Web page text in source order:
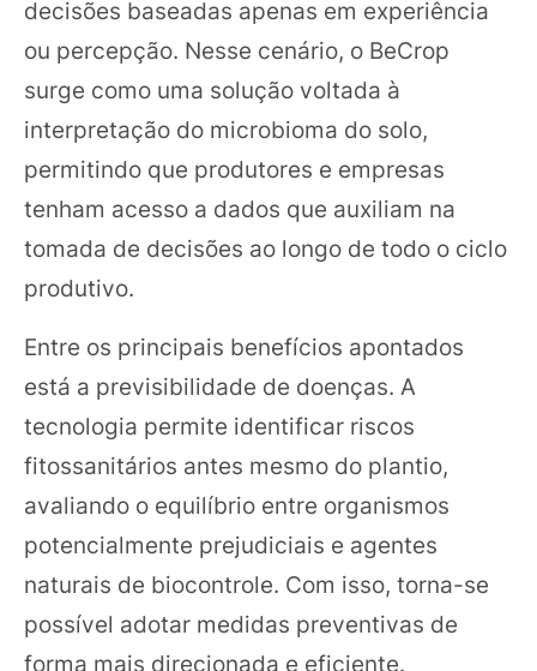
decisões baseadas apenas em experiência
ou percepção. Nesse cenário, o BeCrop
surge como uma solução voltada à
interpretação do microbioma do solo,
permitindo que produtores e empresas
tenham acesso a dados que auxiliam na
tomada de decisões ao longo de todo o ciclo
produtivo.
Entre os principais benefícios apontados
está a previsibilidade de doenças. A
tecnologia permite identificar riscos
fitossanitários antes mesmo do plantio,
avaliando o equilíbrio entre organismos
potencialmente prejudiciais e agentes
naturais de biocontrole. Com isso, torna-se
possível adotar medidas preventivas de
forma mais direcionada e eficiente.